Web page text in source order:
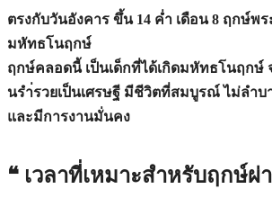
ตรงกับวันอังคาร ขึ้น 14 ค่ำ เดือน 8 ฤกษ์พ
มหัทธโนฤกษ์
ฤกษ์คลอดนี้ เป็นเด็กที่ได้เกิดมหัทธโนฤกษ์
นรำ่รวยเป็นเศรษฐี มีชีวิตที่สมบูรณ์ ไม่ลำบ
และมีการงานมั่นคง
❝ เวลาที่เหมาะสำหรับฤกษ์ผ่